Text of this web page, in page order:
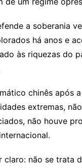
a soberania
há anos e
às riquezas do
chinês após
extremas,
não houve
claro: não se trata